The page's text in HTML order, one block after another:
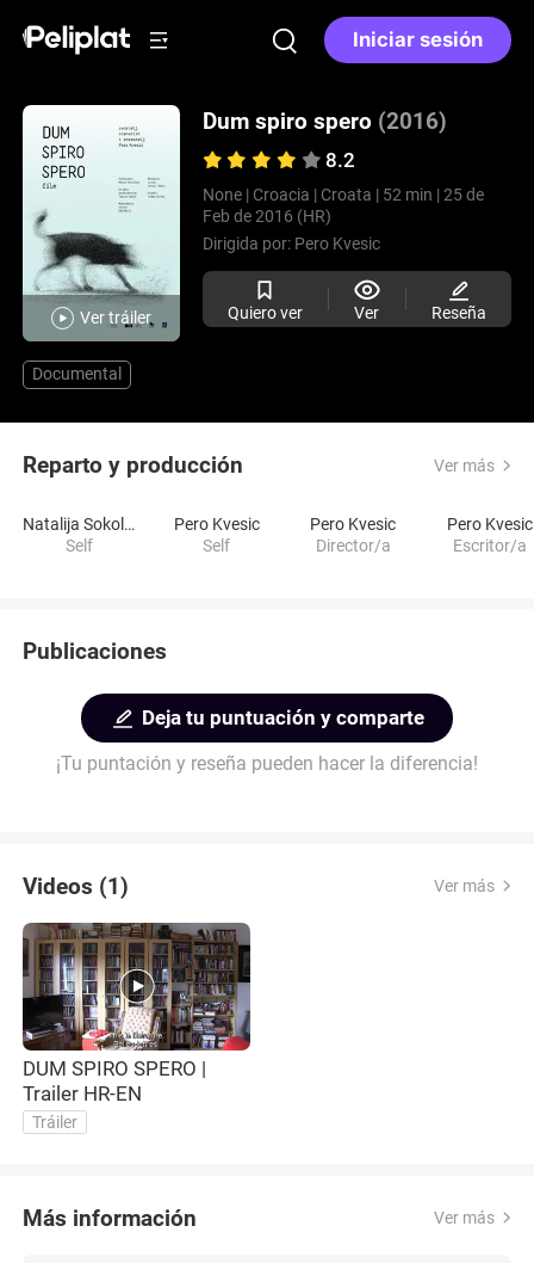
Iniciar sesión
Ver tráiler
Dum spiro spero (2016)
8.2
None | Croacia | Croata | 52 min | 25 de
Feb de 2016 (HR)
Dirigida por: Pero Kvesic
Quiero ver Ver Reseña
Documental
Reparto y producción Ver más
Natalija Sokol Kvesic
Self
Pero Kvesic
Self
Pero Kvesic
Director/a
Pero Kvesic
Escritor/a
Publicaciones
Deja tu puntuación y comparte
¡Tu puntación y reseña pueden hacer la diferencia!
Videos (1) Ver más
DUM SPIRO SPERO |
Trailer HR-EN
Tráiler
Más información Ver más